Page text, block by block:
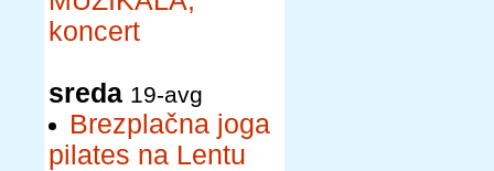
koncert
sreda 19-avg
Brezplačna joga
pilates na Lentu